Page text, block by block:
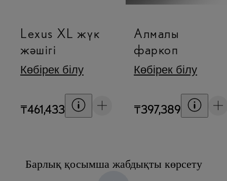
Lexus XL жүк
жәшігі
Көбірек білу
₸461,433
Баға шарттарын көрсету
Алмалы
фаркоп
Көбірек білу
₸397,389
Баға
Барлық қосымша жабдықты көрсету